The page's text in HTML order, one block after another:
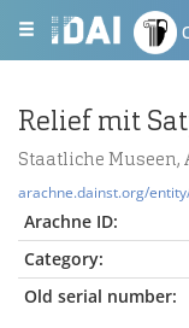
Relief mit
Staatliche
arachne.dainst.org/
Arachne ID:
Category:
Old serial number: